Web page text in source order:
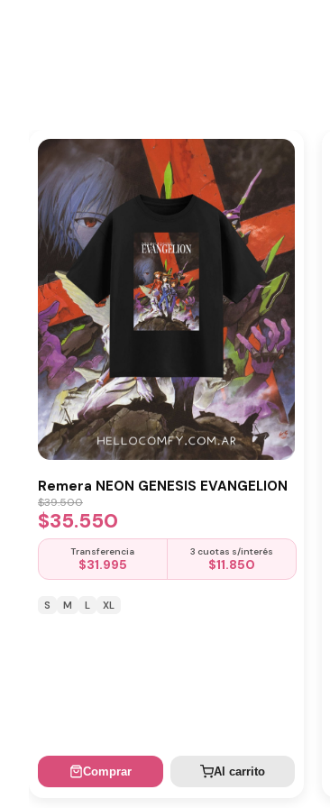
Remera NEON GENESIS EVANGELION
$39.500
$35.550
Transferencia
$31.995
3 cuotas s/interés
$11.850
S M L XL
Comprar Al carrito